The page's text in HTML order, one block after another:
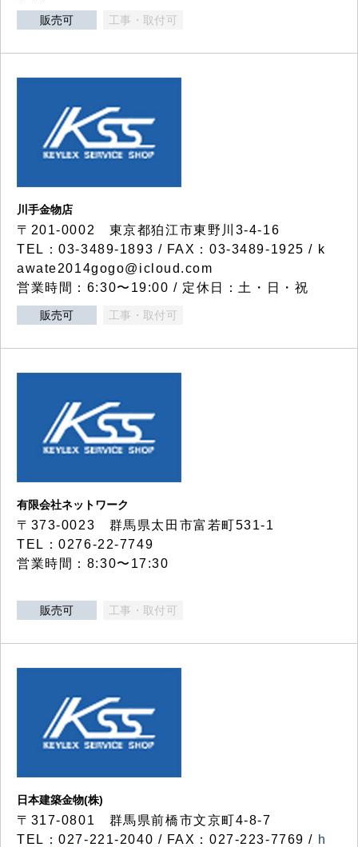
販売可 工事・取付可
川手金物店
〒201-0002 東京都狛江市東野川3-4-16
TEL：03-3489-1893 / FAX：03-3489-1925 / k
awate2014gogo@icloud.com
営業時間：6:30〜19:00 / 定休日：土・日・祝
販売可 工事・取付可
有限会社ネットワーク
〒373-0023 群馬県太田市富若町531-1
TEL：0276-22-7749
営業時間：8:30〜17:30
販売可 工事・取付可
日本建築金物(株)
〒317‐0801 群馬県前橋市文京町4-8-7
TEL：027-221-2040 / FAX：027-223-7769 / h